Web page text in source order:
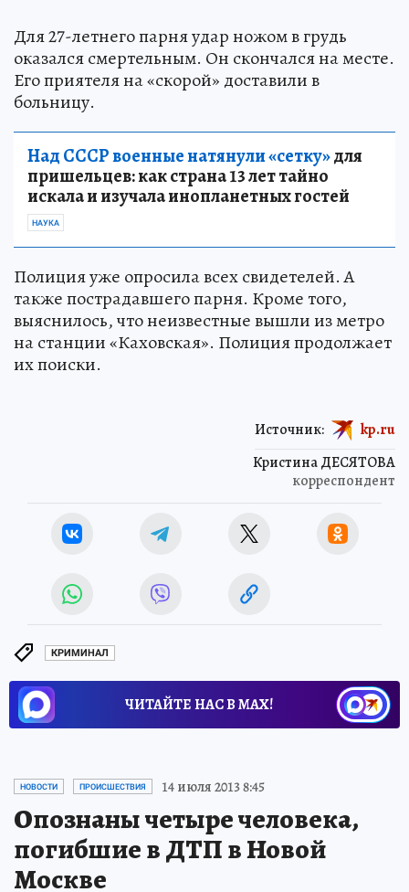
Для 27-летнего парня удар ножом в грудь
оказался смертельным. Он скончался на месте.
Его приятеля на «скорой» доставили в
больницу.
Над СССР военные натянули «сетку»для
пришельцев: как страна 13 лет тайно
искала и изучала инопланетных гостей
НАУКА
Полиция уже опросила всех свидетелей. А
также пострадавшего парня. Кроме того,
выяснилось, что неизвестные вышли из метро
на станции «Каховская». Полиция продолжает
их поиски.
Кристина ДЕСЯТОВА
корреспондент
Источник: kp.ru
КРИМИНАЛ
ЧИТАЙТЕ НАС В МАХ!
НОВОСТИ ПРОИСШЕСТВИЯ 14 июля 2013 8:45
Опознаны четыре человека,
погибшие в ДТП в Новой
Москве